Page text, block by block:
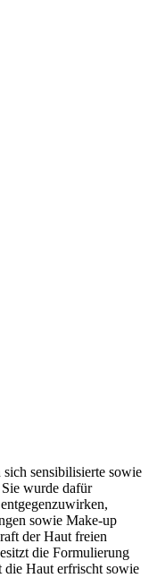
sensibilisierte sowie
wurde dafür
sowie Make-up
der Haut freien
die Formulierung
die Haut erfrischt sowie